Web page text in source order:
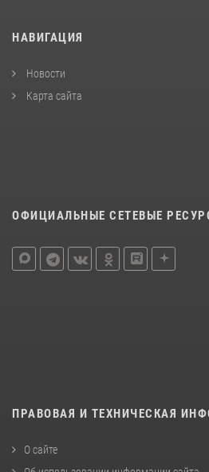
НАВИГАЦИЯ
Новости
Карта сайта
ОФИЦИАЛЬНЫЕ СЕТЕВЫЕ
ПРАВОВАЯ И ТЕХНИЧЕСКАЯ
О сайте